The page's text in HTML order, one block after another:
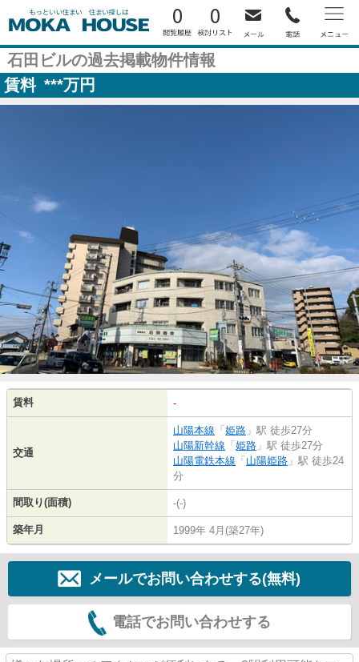
0 0
石田ビルの過去掲載物件情報
賃料 ***万円
賃料 -
交通
山陽本線 「 姫路 」駅 徒歩27分
山陽新幹線 「 姫路 」駅 徒歩27分
山陽電鉄本線 「 山陽姫路 」駅 徒歩24
分
間取り(面積) -(-)
築年月 1999年 4月(築27年)
メールでお問い合わせする(無料)
電話でお問い合わせする